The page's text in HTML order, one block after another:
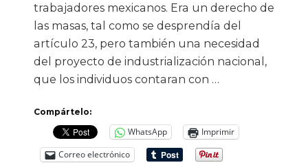
trabajadores mexicanos. Era un derecho de
las masas, tal como se desprendía del
artículo 23, pero también una necesidad
del proyecto de industrialización nacional,
que los individuos contaran con …
Compártelo:
WhatsApp
Imprimir
Correo electrónico